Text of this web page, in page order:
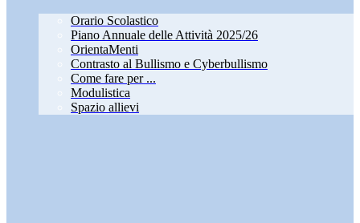
Orario Scolastico
Piano Annuale delle Attività 2025/26
OrientaMenti
Contrasto al Bullismo e Cyberbullismo
Come fare per ...
Modulistica
Spazio allievi